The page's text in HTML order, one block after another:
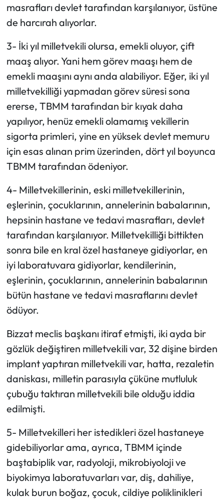
masrafları devlet tarafından karşılanıyor, üstüne
de harcırah alıyorlar.
3- İki yıl milletvekili olursa, emekli oluyor, çift
maaş alıyor. Yani hem görev maaşı hem de
emekli maaşını aynı anda alabiliyor. Eğer, iki yıl
milletvekilliği yapmadan görev süresi sona
ererse, TBMM tarafından bir kıyak daha
yapılıyor, henüz emekli olamamış vekillerin
sigorta primleri, yine en yüksek devlet memuru
için esas alınan prim üzerinden, dört yıl boyunca
TBMM tarafından ödeniyor.
4- Milletvekillerinin, eski milletvekillerinin,
eşlerinin, çocuklarının, annelerinin babalarının,
hepsinin hastane ve tedavi masrafları, devlet
tarafından karşılanıyor. Milletvekilliği bittikten
sonra bile en kral özel hastaneye gidiyorlar, en
iyi laboratuvara gidiyorlar, kendilerinin,
eşlerinin, çocuklarının, annelerinin babalarının
bütün hastane ve tedavi masraflarını devlet
ödüyor.
Bizzat meclis başkanı itiraf etmişti, iki ayda bir
gözlük değiştiren milletvekili var, 32 dişine birden
implant yaptıran milletvekili var, hatta, rezaletin
daniskası, milletin parasıyla çüküne mutluluk
çubuğu taktıran milletvekili bile olduğu iddia
edilmişti.
5- Milletvekilleri her istedikleri özel hastaneye
gidebiliyorlar ama, ayrıca, TBMM içinde
baştabiplik var, radyoloji, mikrobiyoloji ve
biyokimya laboratuvarları var, diş, dahiliye,
kulak burun boğaz, çocuk, cildiye poliklinikleri